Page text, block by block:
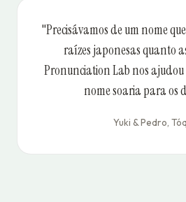
"Precisávamos de um nome
raízes japonesas quanto
Pronunciation Lab nos ajudou
nome soaria para os
Yuki & Pedro,